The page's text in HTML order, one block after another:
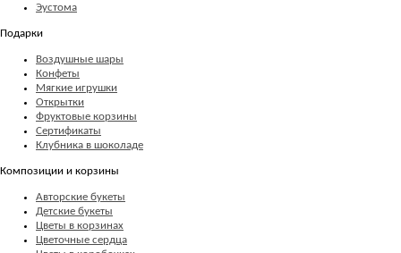
Эустома
Подарки
Воздушные шары
Конфеты
Мягкие игрушки
Открытки
Фруктовые корзины
Сертификаты
Клубника в шоколаде
Композиции и корзины
Авторские букеты
Детские букеты
Цветы в корзинах
Цветочные сердца